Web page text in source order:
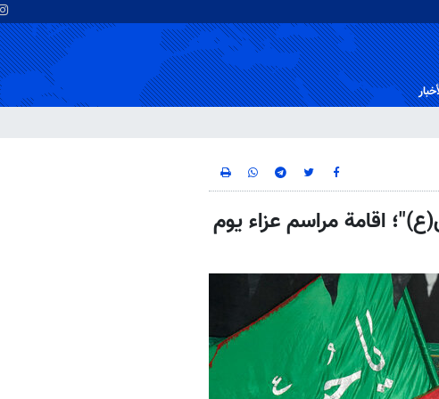
اقامة مراسم عزاء يوم